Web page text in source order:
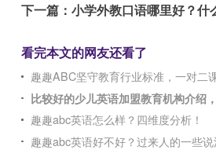
下一篇：小学外教口语哪里好？什
看完本文的网友还看了
趣趣ABC坚守教育行业标准，一对二
比较好的少儿英语加盟教育机构介绍
趣趣abc英语怎么样？四维度分析！
趣趣abc英语好不好？过来人的一些